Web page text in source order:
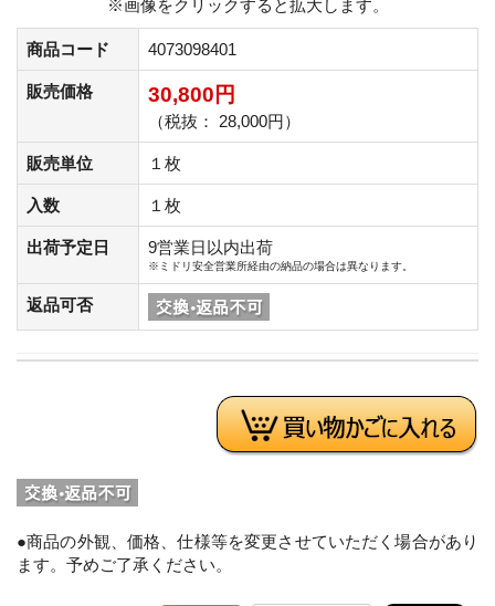
※画像をクリックすると拡大します。
商品コード 4073098401
販売価格 30,800円
（税抜： 28,000円）
販売単位 １枚
入数 １枚
出荷予定日 9営業日以内出荷
※ミドリ安全営業所経由の納品の場合は異なります。
返品可否
●商品の外観、価格、仕様等を変更させていただく場合があり
ます。予めご了承ください。